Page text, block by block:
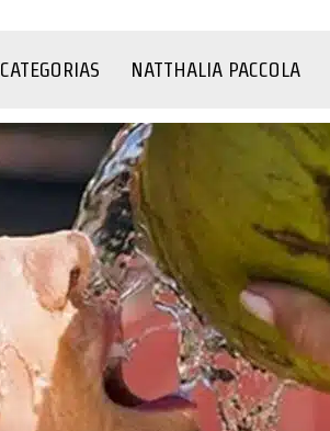
CATEGORIAS NATTHALIA PACCOLA